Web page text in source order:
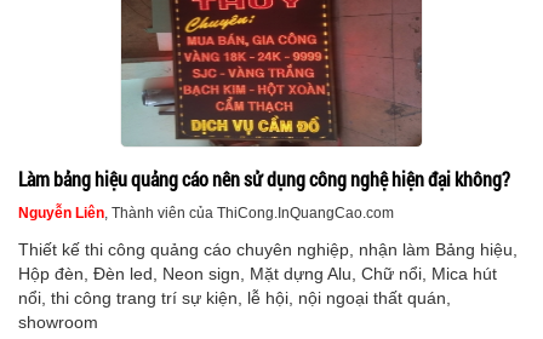
Làm bảng hiệu quảng cáo nên sử dụng công nghệ hiện đại không?
Nguyễn Liên, Thành viên của ThiCong.InQuangCao.com
Thiết kế thi công quảng cáo chuyên nghiệp, nhận làm Bảng hiệu,
Hộp đèn, Đèn led, Neon sign, Mặt dựng Alu, Chữ nổi, Mica hút
nổi, thi công trang trí sự kiện, lễ hội, nội ngoại thất quán,
showroom